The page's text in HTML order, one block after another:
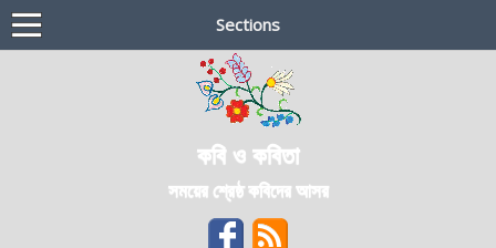
Sections
কবি ও কবিতা
সময়ের শ্রেষ্ঠ কবিদের আসর